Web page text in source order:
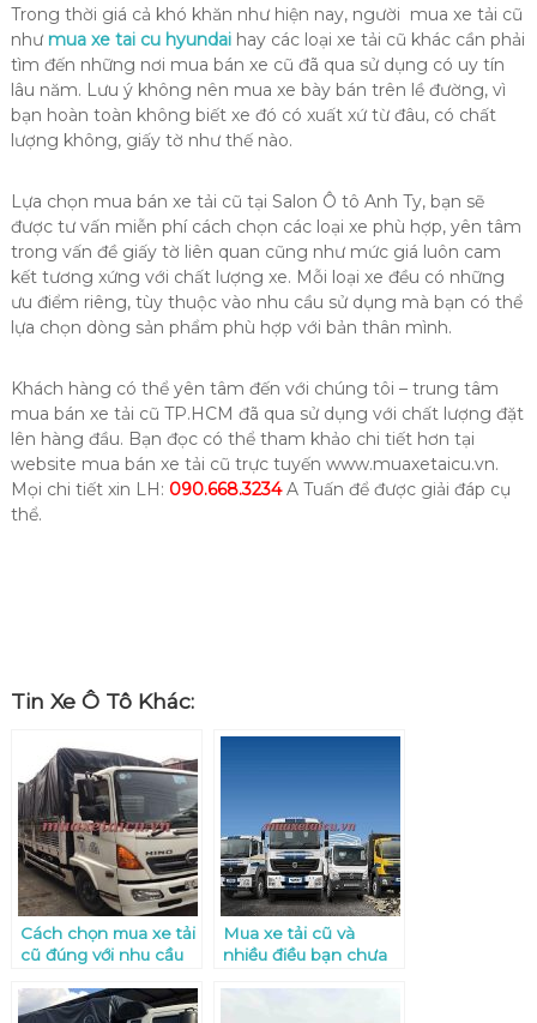
Trong thời giá cả khó khăn như hiện nay, người mua xe tải cũ
như mua xe tai cu hyundai hay các loại xe tải cũ khác cần phải
tìm đến những nơi mua bán xe cũ đã qua sử dụng có uy tín
lâu năm. Lưu ý không nên mua xe bày bán trên lề đường, vì
bạn hoàn toàn không biết xe đó có xuất xứ từ đâu, có chất
lượng không, giấy tờ như thế nào.
Lựa chọn mua bán xe tải cũ tại Salon Ô tô Anh Ty, bạn sẽ
được tư vấn miễn phí cách chọn các loại xe phù hợp, yên tâm
trong vấn đề giấy tờ liên quan cũng như mức giá luôn cam
kết tương xứng với chất lượng xe. Mỗi loại xe đều có những
ưu điểm riêng, tùy thuộc vào nhu cầu sử dụng mà bạn có thể
lựa chọn dòng sản phẩm phù hợp với bản thân mình.
Khách hàng có thể yên tâm đến với chúng tôi – trung tâm
mua bán xe tải cũ TP.HCM đã qua sử dụng với chất lượng đặt
lên hàng đầu. Bạn đọc có thể tham khảo chi tiết hơn tại
website mua bán xe tải cũ trực tuyến www.muaxetaicu.vn.
Mọi chi tiết xin LH: 090.668.3234A Tuấn để được giải đáp cụ
thể.
Tin Xe Ô Tô Khác:
Cách chọn mua xe tải
cũ đúng với nhu cầu
Mua xe tải cũ và
nhiều điều bạn chưa